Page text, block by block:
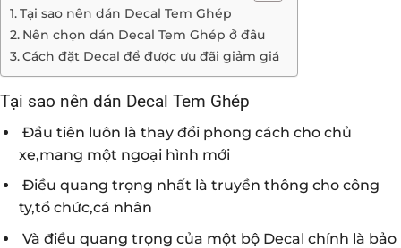
Tại sao nên dán Decal Tem Ghép
Nên chọn dán Decal Tem Ghép ở đâu
Cách đặt Decal để được ưu đãi giảm giá
Tại sao nên dán Decal Tem Ghép
Đầu tiên luôn là thay đổi phong cách cho chủ
xe,mang một ngoại hình mới
Điều quang trọng nhất là truyền thông cho công
ty,tổ chức,cá nhân
Và điều quang trọng của một bộ Decal chính là bảo